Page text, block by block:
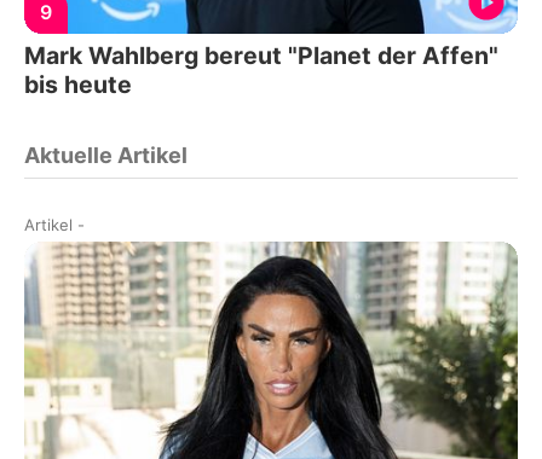
9
Mark Wahlberg bereut "Planet der Affen"
bis heute
Aktuelle Artikel
Artikel -